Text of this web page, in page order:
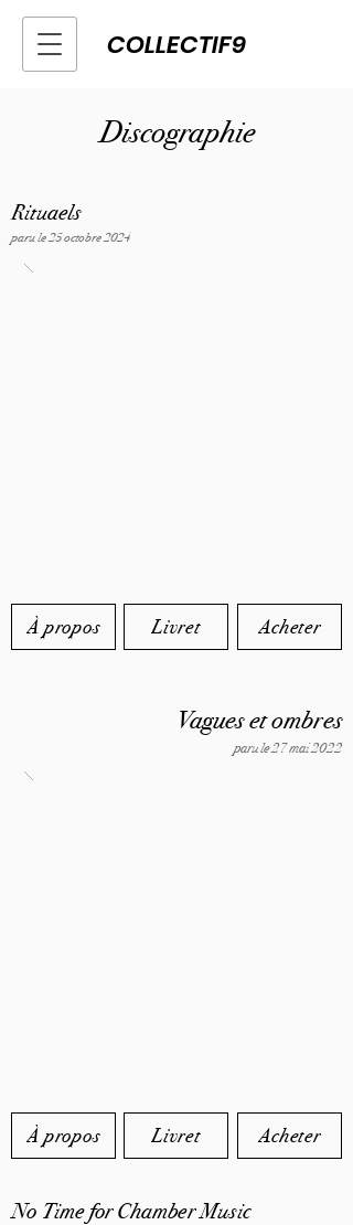
COLLECTIF9
Discographie
Rituaels
paru le 25 octobre 2024
À propos Livret Acheter
Vagues et ombres
paru le 27 mai 2022
À propos Livret Acheter
No Time for Chamber Music